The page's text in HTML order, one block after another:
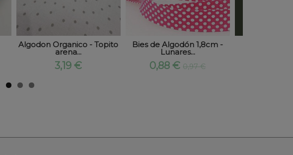
Algodon Organico - Topito
arena...
3,19 €
Bies de Algodón 1,8cm -
Lunares...
0,88 €0,97 €